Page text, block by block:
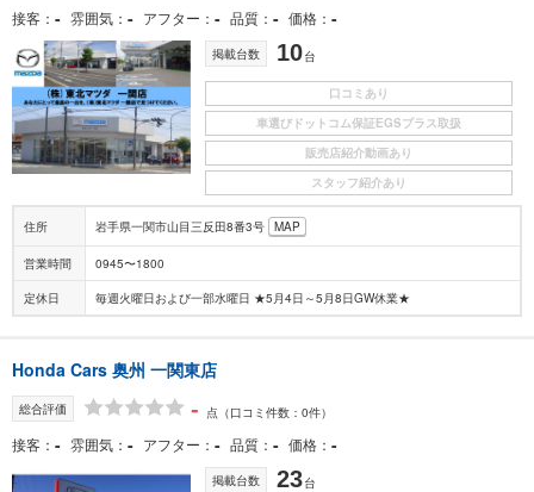
接客 - 雰囲気 - アフター - 品質 - 価格 -
掲載台数 10台
口コミあり
車選びドットコム保証EGSプラス取扱
販売店紹介動画あり
スタッフ紹介あり
住所 岩手県一関市山目三反田8番3号 MAP
営業時間 0945〜1800
定休日 毎週火曜日および一部水曜日 ★5月4日～5月8日GW休業★
Honda Cars 奥州 一関東店
総合評価 - 点 （口コミ件数：0件）
接客 - 雰囲気 - アフター - 品質 - 価格 -
掲載台数 23台